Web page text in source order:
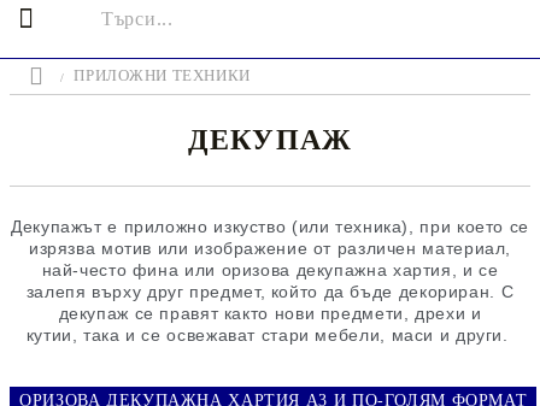
ПРИЛОЖНИ ТЕХНИКИ
ДЕКУПАЖ
Декупажът е приложно изкуство (или техника), при което се
изрязва мотив или изображение от различен материал,
най-често фина или оризова декупажна хартия, и се
залепя върху друг предмет, който да бъде декориран. С
декупаж се правят както нови предмети, дрехи и
кутии, така и се освежават стари мебели, маси и други.
ОРИЗОВА ДЕКУПАЖНА ХАРТИЯ А3 И ПО-ГОЛЯМ ФОРМАТ